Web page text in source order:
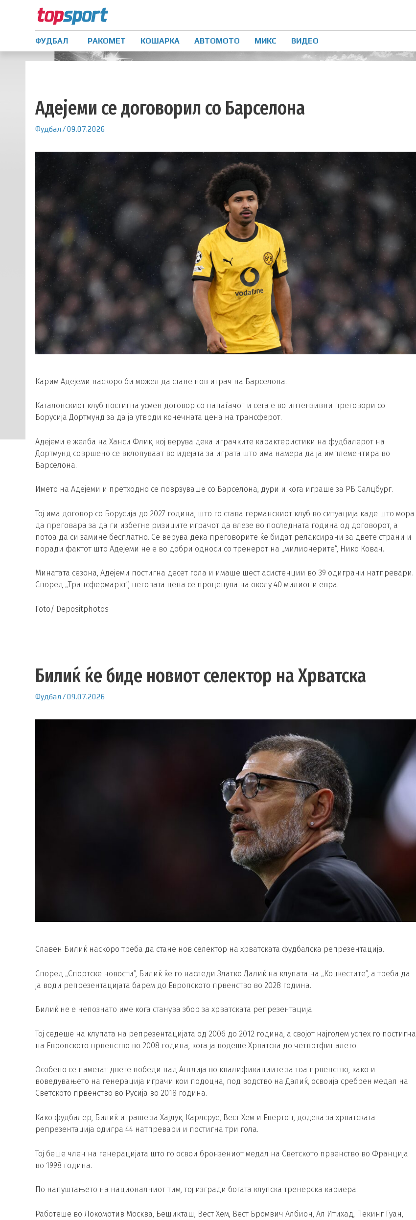
ФУДБАЛ РАКОМЕТ КОШАРКА АВТОМОТО МИКС ВИДЕО
Адејеми се договорил со Барселона
Фудбал /09.07.2026
Карим Адејеми наскоро би можел да стане нов играч на Барселона.
Каталонскиот клуб постигна усмен договор со напаѓачот и сега е во интензивни преговори со
Борусија Дортмунд за да ја утврди конечната цена на трансферот.
Адејеми е желба на Ханси Флик, кој верува дека играчките карактеристики на фудбалерот на
Дортмунд совршено се вклопуваат во идејата за играта што има намера да ја имплементира во
Барселона.
Името на Адејеми и претходно се поврзуваше со Барселона, дури и кога играше за РБ Салцбург.
Тој има договор со Борусија до 2027 година, што го става германскиот клуб во ситуација каде што мора
да преговара за да ги избегне ризиците играчот да влезе во последната година од договорот, а
потоа да си замине бесплатно. Се верува дека преговорите ќе бидат релаксирани за двете страни и
поради фактот што Адејеми не е во добри односи со тренерот на „милионерите“, Нико Ковач.
Минатата сезона, Адејеми постигна десет гола и имаше шест асистенции во 39 одиграни натпревари.
Според „Трансфермаркт“, неговата цена се проценува на околу 40 милиони евра.
Foto/ Depositphotos
Билиќ ќе биде новиот селектор на Хрватска
Фудбал /09.07.2026
Славен Билиќ наскоро треба да стане нов селектор на хрватската фудбалска репрезентација.
Според „Спортске новости“, Билиќ ќе го наследи Златко Далиќ на клупата на „Коцкестите“, а треба да
ја води репрезентацијата барем до Европското првенство во 2028 година.
Билиќ не е непознато име кога станува збор за хрватската репрезентација.
Тој седеше на клупата на репрезентацијата од 2006 до 2012 година, а својот најголем успех го постигна
на Европското првенство во 2008 година, кога ја водеше Хрватска до четвртфиналето.
Особено се паметат двете победи над Англија во квалификациите за тоа првенство, како и
воведувањето на генерација играчи кои подоцна, под водство на Далиќ, освоија сребрен медал на
Светското првенство во Русија во 2018 година.
Како фудбалер, Билиќ играше за Хајдук, Карлсруе, Вест Хем и Евертон, додека за хрватската
репрезентација одигра 44 натпревари и постигна три гола.
Тој беше член на генерацијата што го освои бронзениот медал на Светското првенство во Франција
во 1998 година.
По напуштањето на националниот тим, тој изгради богата клупска тренерска кариера.
Работеше во Локомотив Москва, Бешикташ, Вест Хем, Вест Бромвич Албион, Ал Итихад, Пекинг Гуан,